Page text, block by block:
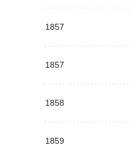
1857
1857
1858
1859